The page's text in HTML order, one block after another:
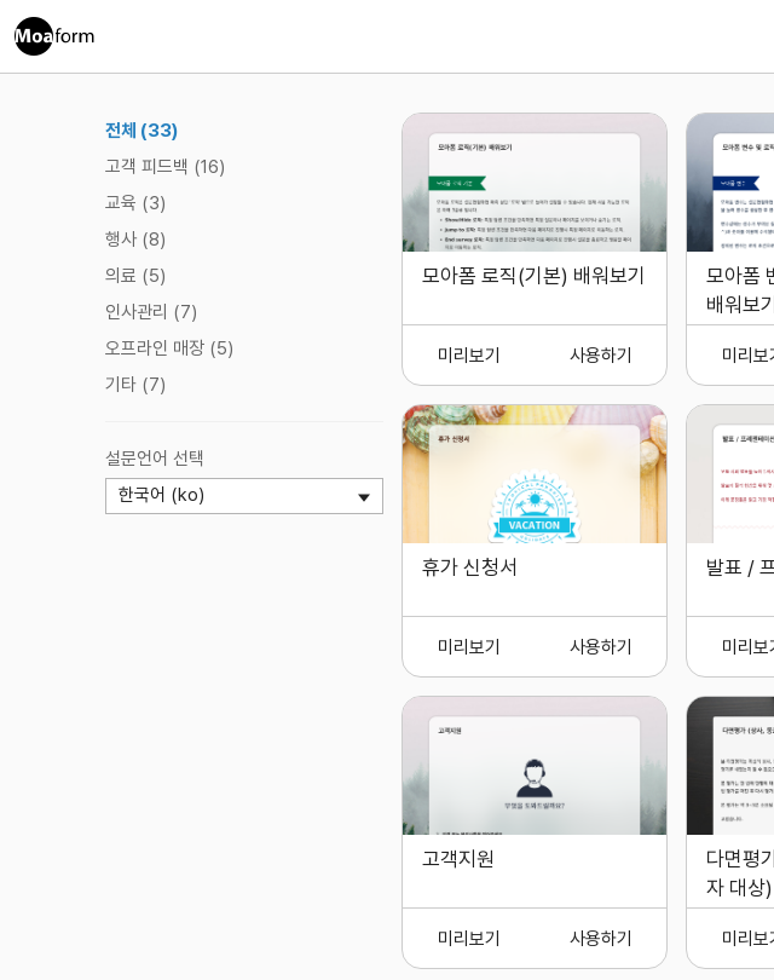
전체 (33)
고객 피드백 (16)
교육 (3)
행사 (8)
의료 (5)
인사관리 (7)
오프라인 매장 (5)
기타 (7)
설문언어 선택
한국어 (ko)
모아폼 로직(기본) 배워보기
미리보기 사용하기
모아폼
배워보
미리보
휴가 신청서
미리보기 사용하기
발표 /
미리보
고객지원
미리보기 사용하기
다면평
자 대상)
미리보